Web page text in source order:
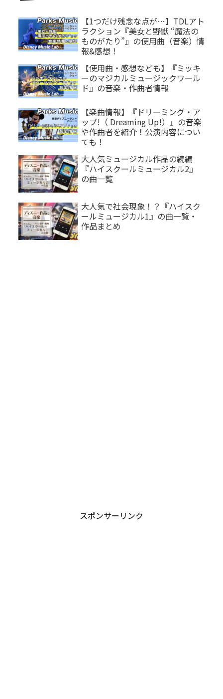
【1つだけ残念な点が…】TDLアト
ラクション『美女と野獣 “魔法の
ものがたり”』の使用曲（音楽）情
報&感想！
【使用曲・感想なども】『ミッキ
ーのマジカルミュージックワール
ド』の音楽・作曲者情報
【楽曲情報】『ドリーミング・ア
ップ!（ Dreaming Up!）』の音楽
や作曲者を紹介！公演内容につい
ても！
大人気ミュージカル作品の続編
『ハイスクールミュージカル2』
の曲一覧
大人気で社会現象！？『ハイスク
ールミュージカル1』の曲一覧・
作品まとめ
スポンサーリンク